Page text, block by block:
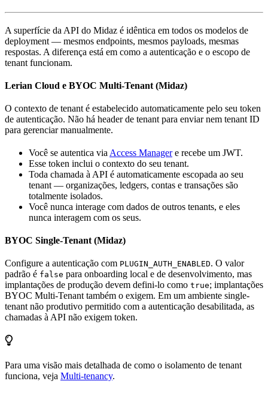
A superfície da API do Midaz é idêntica em todos os modelos de
deployment — mesmos endpoints, mesmos payloads, mesmas
respostas. A diferença está em como a autenticação e o escopo de
tenant funcionam.
Lerian Cloud e BYOC Multi-Tenant (Midaz)
O contexto de tenant é estabelecido automaticamente pelo seu token
de autenticação. Não há header de tenant para enviar nem tenant ID
para gerenciar manualmente.
Você se autentica via Access Managere recebe um JWT.
Esse token inclui o contexto do seu tenant.
Toda chamada à API é automaticamente escopada ao seu
tenant — organizações, ledgers, contas e transações são
totalmente isolados.
Você nunca interage com dados de outros tenants, e eles
nunca interagem com os seus.
BYOC Single-Tenant (Midaz)
Configure a autenticação com PLUGIN_AUTH_ENABLED. O valor
padrão é false para onboarding local e de desenvolvimento, mas
implantações de produção devem defini-lo como true; implantações
BYOC Multi-Tenant também o exigem. Em um ambiente single-
tenant não produtivo permitido com a autenticação desabilitada, as
chamadas à API não exigem token.
Para uma visão mais detalhada de como o isolamento de tenant
funciona, veja Multi-tenancy.